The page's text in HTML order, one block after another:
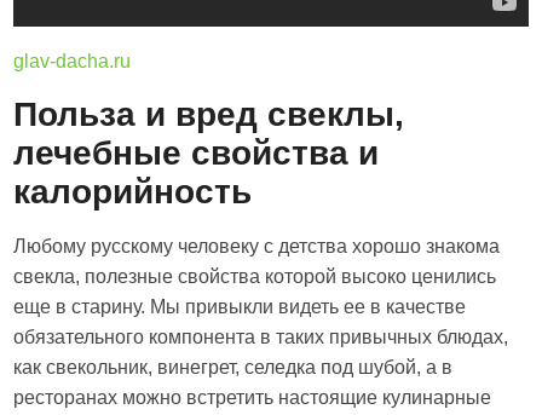
glav-dacha.ru
Польза и вред свеклы,
лечебные свойства и
калорийность
Любому русскому человеку с детства хорошо знакома
свекла, полезные свойства которой высоко ценились
еще в старину. Мы привыкли видеть ее в качестве
обязательного компонента в таких привычных блюдах,
как свекольник, винегрет, селедка под шубой, а в
ресторанах можно встретить настоящие кулинарные